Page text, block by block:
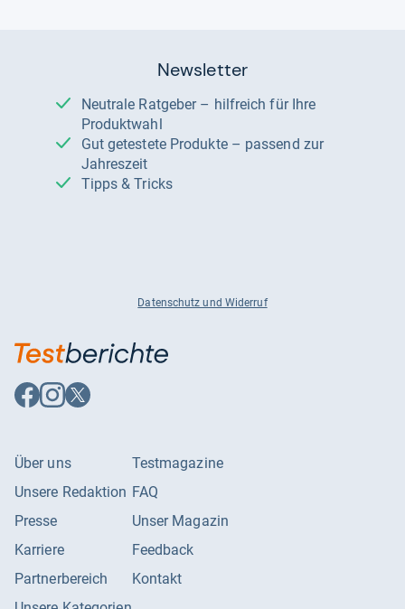
Newsletter
Neutrale Ratgeber – hilfreich für Ihre
Produktwahl
Gut getestete Produkte – passend zur
Jahreszeit
Tipps & Tricks
Datenschutz und Widerruf
Auf
Facebook
Auf
Instagram
Auf
X
Über uns
Unsere Redaktion
Presse
Karriere
Partnerbereich
Testmagazine
FAQ
Unser Magazin
Feedback
Kontakt